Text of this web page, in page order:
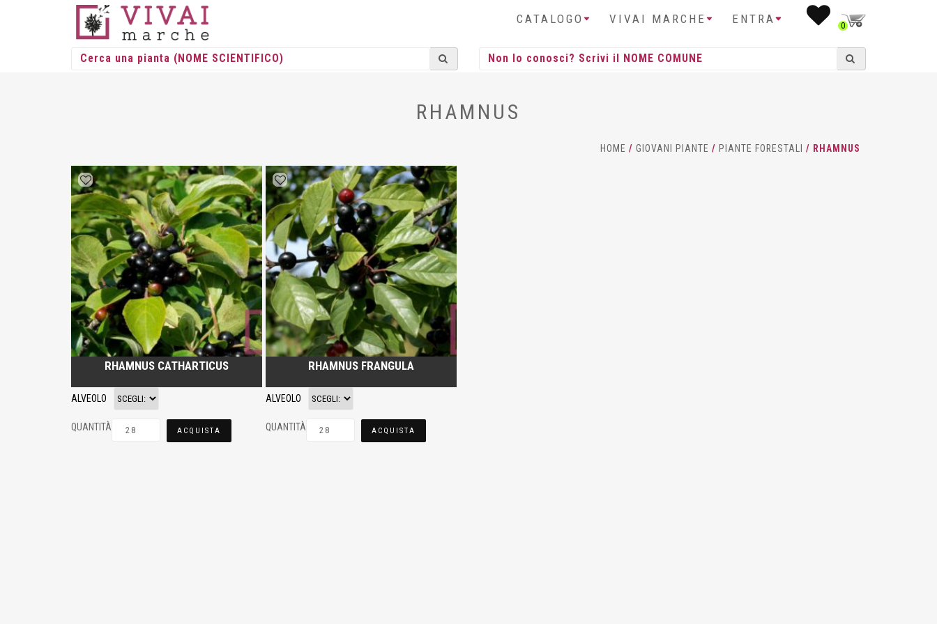
CATALOGO VIVAI MARCHE ENTRA 0
RHAMNUS
HOME / GIOVANI PIANTE / PIANTE FORESTALI / RHAMNUS
RHAMNUS CATHARTICUS
ALVEOLO
QUANTITÀ ACQUISTA
RHAMNUS FRANGULA
ALVEOLO
QUANTITÀ ACQUISTA